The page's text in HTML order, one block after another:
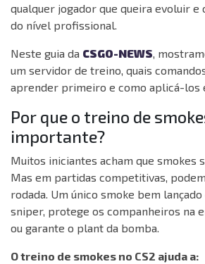
qualquer jogador que queira evoluir e
do nível profissional.
Neste guia da CSGO-NEWS,
um servidor de treino, quais
aprender primeiro e como aplicá-los
Por que o treino de
importante?
Muitos iniciantes acham que smokes
Mas em partidas competitivas,
rodada. Um único smoke bem
sniper, protege os companheiros na
ou garante o plant da bomba.
O treino de smokes no CS2 ajuda a: